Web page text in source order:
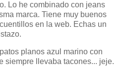
Lo he combinado con jeans
marca. Tiene muy buenos
en la web. Echas un
planos azul marino con
siempre llevaba tacones... jeje.